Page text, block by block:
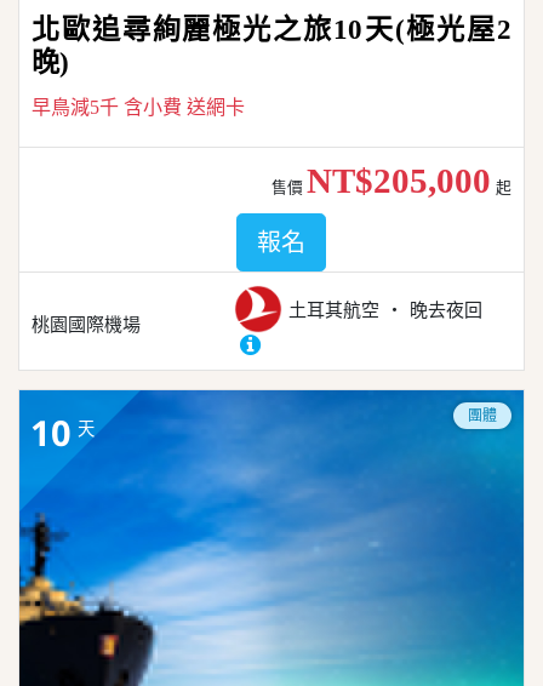
北歐追尋絢麗極光之旅10天(極光屋2
晚)
早鳥減5千 含小費 送網卡
桃園國際機場
土耳其航空 晚去夜回
售價 NT$205,000 起
報名
10 天
團體